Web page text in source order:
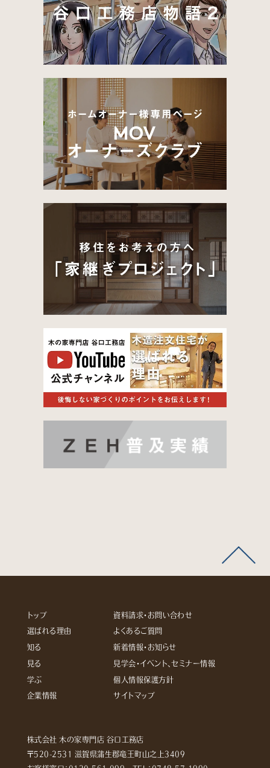
トップ
選ばれる理由
知る
見る
学ぶ
企業情報
資料請求・お問い合わせ
よくあるご質問
新着情報・お知らせ
見学会・イベント、セミナー情報
個人情報保護方針
サイトマップ
株式会社 木の家専門店 谷口工務店
〒520-2531 滋賀県蒲生郡竜王町山之上3409